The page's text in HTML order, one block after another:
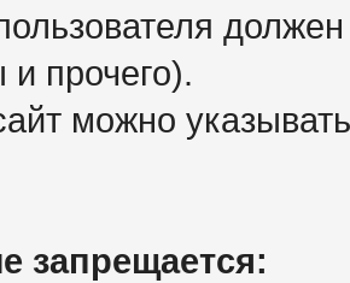
прочего).
можно
запрещается: